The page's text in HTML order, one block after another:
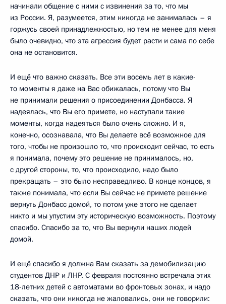
начинали общение с ними с извинения за то, что мы
из России. Я, разумеется, этим никогда не занималась – я
горжусь своей принадлежностью, но тем не менее для меня
было очевидно, что эта агрессия будет расти и сама по себе
она не остановится.
И ещё что важно сказать. Все эти восемь лет в какие-
то моменты я даже на Вас обижалась, потому что Вы
не принимали решения о присоединении Донбасса. Я
надеялась, что Вы его примете, но наступали такие
моменты, когда надеяться было очень сложно. И я,
конечно, осознавала, что Вы делаете всё возможное для
того, чтобы не произошло то, что происходит сейчас, то есть
я понимала, почему это решение не принималось, но,
с другой стороны, то, что происходило, надо было
прекращать – это было несправедливо. В конце концов, я
также понимала, что если Вы сейчас не примете решение
вернуть Донбасс домой, то потом уже этого не сделает
никто и мы упустим эту историческую возможность. Поэтому
спасибо. Спасибо за то, что Вы вернули наших людей
домой.
И ещё спасибо я должна Вам сказать за демобилизацию
студентов ДНР и ЛНР. С февраля постоянно встречала этих
18-летних детей с автоматами во фронтовых зонах, и надо
сказать, что они никогда не жаловались, они не говорили: